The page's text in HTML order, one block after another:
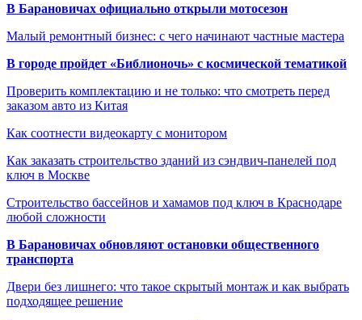
В Барановичах официально открыли мотосезон
Малый ремонтный бизнес: с чего начинают частные мастера
В городе пройдет «Библионочь» с космической тематикой
Проверить комплектацию и не только: что смотреть перед
заказом авто из Китая
Как соотнести видеокарту с монитором
Как заказать строительство зданий из сэндвич-панелей под
ключ в Москве
Строительство бассейнов и хамамов под ключ в Краснодаре
любой сложности
В Барановичах обновляют остановки общественного
транспорта
Двери без лишнего: что такое скрытый монтаж и как выбрать
подходящее решение